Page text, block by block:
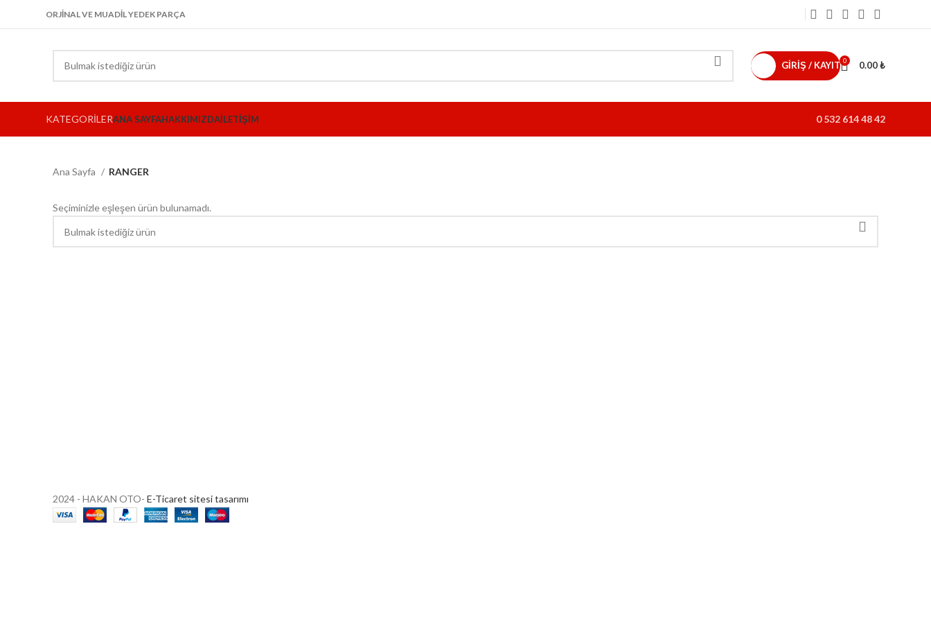
ORJİNAL VE MUADİL YEDEK PARÇA
GIRIŞ / KAYIT 0 0.00₺
KATEGORİLERANA SAYFAHAKKIMIZDAİLETIŞIM 0 532 614 48 42
Ana Sayfa RANGER
Seçiminizle eşleşen ürün bulunamadı.
2024 - HAKAN OTO- E-Ticaret sitesi tasarımı